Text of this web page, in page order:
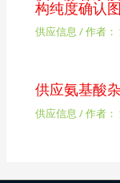
构纯度确认图
供应信息 / 作者：
供应氨基酸
供应信息 / 作者：